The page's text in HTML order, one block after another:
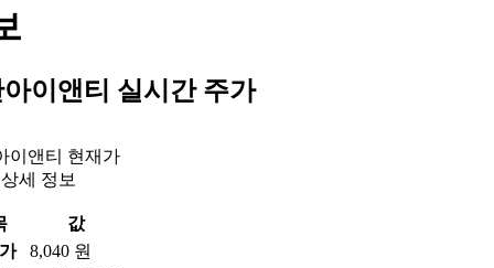
이앤티 실시간 주가
이앤티 현재가
상세 정보
값
8,040 원